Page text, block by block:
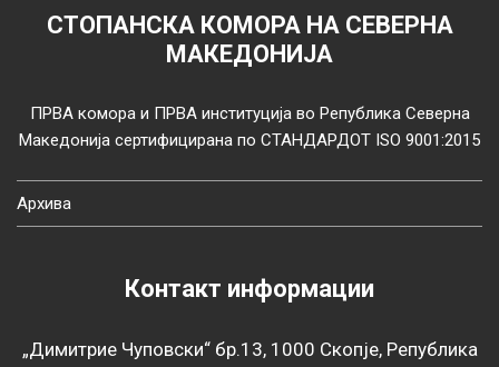
СТОПАНСКА КОМОРА НА СЕВЕРНА
МАКЕДОНИЈА
ПРВА комора и ПРВА институција во Република Северна
Македонија сертифицирана по СТАНДАРДОТ ISO 9001:2015
Архива
Контакт информации
„Димитрие Чуповски“ бр.13, 1000 Скопје, Република